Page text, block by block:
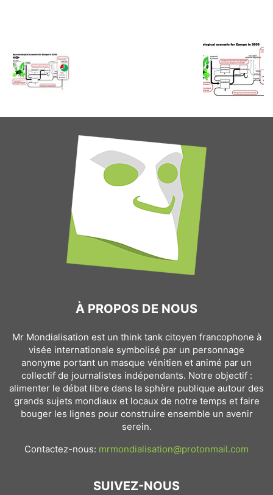
À PROPOS DE NOUS
Mr Mondialisation est un think tank citoyen francophone à
visée internationale symbolisé par un personnage
anonyme portant un masque vénitien et animé par un
collectif de journalistes indépendants. Notre objectif :
alimenter le débat libre dans la sphère publique autour des
grands sujets mondiaux et locaux de notre temps et faire
bouger les lignes pour construire ensemble un avenir
serein.
Contactez-nous: mrmondialisation@protonmail.com
SUIVEZ-NOUS